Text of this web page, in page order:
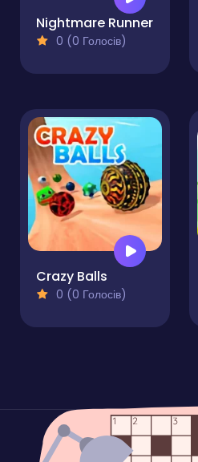
Nightmare Runner
0 (0 Голосів)
Crazy Balls
0 (0 Голосів)